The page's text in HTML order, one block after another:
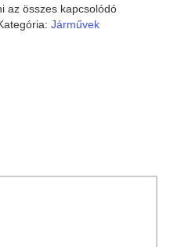
az összes kapcsolódó
Járművek